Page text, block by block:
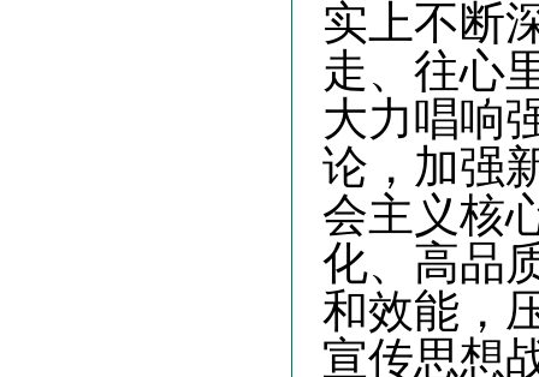
实上不断
走、往心
大力唱响
论，加强
会主义核
化、高品
和效能，
宣传思想